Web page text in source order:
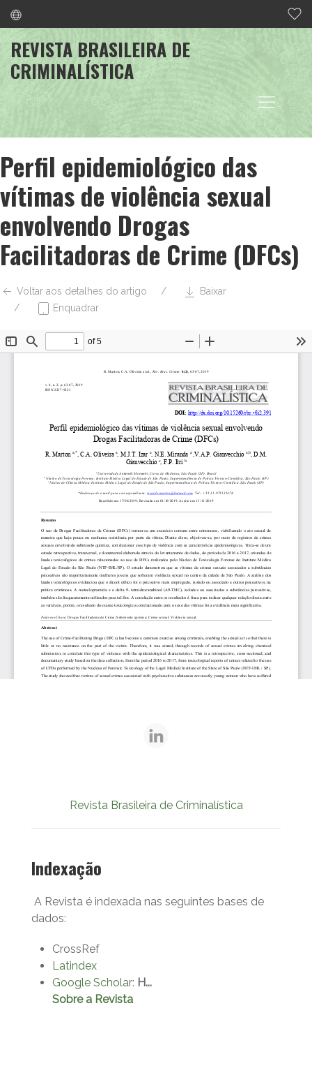
REVISTA BRASILEIRA DE
CRIMINALÍSTICA
Perfil epidemiológico das
vítimas de violência sexual
envolvendo Drogas
Facilitadoras de Crime (DFCs)
Voltar aos detalhes do artigo
Baixar
Enquadrar
Revista Brasileira de Criminalística
Indexação
A Revista é indexada nas seguintes bases de
dados:
CrossRef
Latindex
Google Scholar: H...
Sobre a Revista